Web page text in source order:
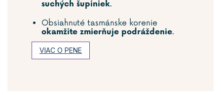
suchých šupiniek.
Obsiahnuté tasmánske korenie
okamžite zmierňuje podráždenie.
VIAC O PENE